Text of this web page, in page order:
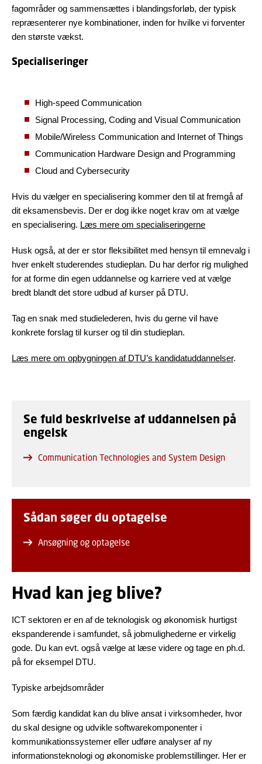
fagområder og sammensættes i blandingsforløb, der typisk
repræsenterer nye kombinationer, inden for hvilke vi forventer
den største vækst.
Specialiseringer
High-speed Communication
Signal Processing, Coding and Visual Communication
Mobile/Wireless Communication and Internet of Things
Communication Hardware Design and Programming
Cloud and Cybersecurity
Hvis du vælger en specialisering kommer den til at fremgå af
dit eksamensbevis. Der er dog ikke noget krav om at vælge
en specialisering. Læs mere om specialiseringerne
Husk også, at der er stor fleksibilitet med hensyn til emnevalg i
hver enkelt studerendes studieplan. Du har derfor rig mulighed
for at forme din egen uddannelse og karriere ved at vælge
bredt blandt det store udbud af kurser på DTU.
Tag en snak med studielederen, hvis du gerne vil have
konkrete forslag til kurser og til din studieplan.
Læs mere om opbygningen af DTU’s kandidatuddannelser.
Se fuld beskrivelse af uddannelsen på
engelsk
Communication Technologies and System Design
Sådan søger du optagelse
Ansøgning og optagelse
Hvad kan jeg blive?
ICT sektoren er en af de teknologisk og økonomisk hurtigst
ekspanderende i samfundet, så jobmulighederne er virkelig
gode. Du kan evt. også vælge at læse videre og tage en ph.d.
på for eksempel DTU.
Typiske arbejdsområder
Som færdig kandidat kan du blive ansat i virksomheder, hvor
du skal designe og udvikle softwarekomponenter i
kommunikationssystemer eller udføre analyser af ny
informationsteknologi og økonomiske problemstillinger. Her er